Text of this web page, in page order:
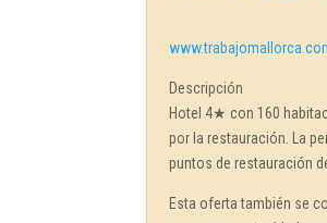
Descripción
Hotel 4★ con 160
por la restauración. La
puntos de restauración
Esta oferta también se